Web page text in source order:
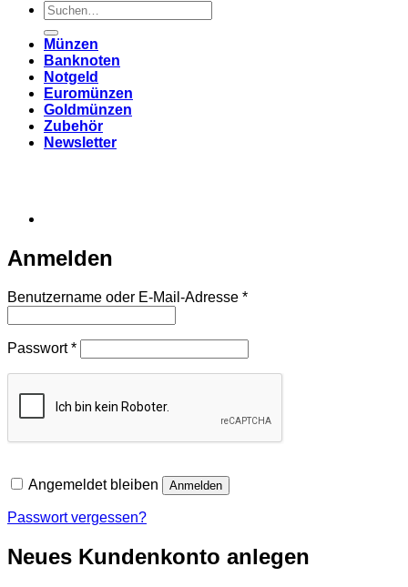
Suchen
nach:
Münzen
Banknoten
Notgeld
Euromünzen
Goldmünzen
Zubehör
Newsletter
Anmelden
Benutzername oder E-Mail-Adresse *Erforderlich
Passwort*Erforderlich
Angemeldet bleiben Anmelden
Passwort vergessen?
Neues Kundenkonto anlegen